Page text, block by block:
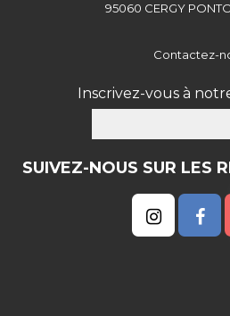
95060 CERGY
Contactez-
Inscrivez-vous à
SUIVEZ-NOUS SUR LES